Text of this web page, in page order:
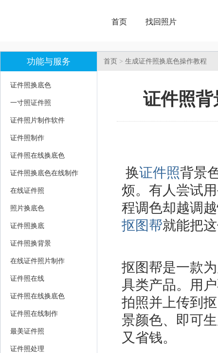
首页 找回照片
功能与服务
证件照换底色
一寸照证件照
证件照片制作软件
证件照制作
证件照在线换底色
证件照换底色在线制作
在线证件照
照片换底色
证件照换底
证件照换背景
在线证件照片制作
证件照在线
证件照在线换底色
证件照在线制作
最美证件照
证件照处理
首页 > 生成证件照换底色操作教程
证件照
换证件照背景
烦。有人尝试
程调色却越调
抠图帮就能把
抠图帮是一款
具类产品。用
拍照并上传到
景颜色、即可
又省钱。